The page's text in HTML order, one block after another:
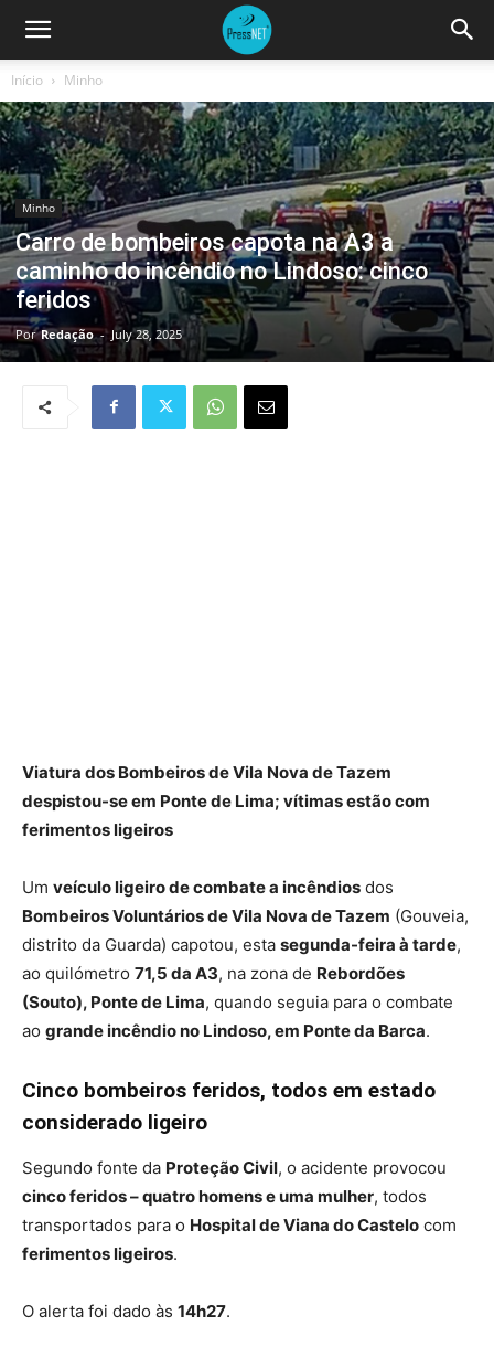
Início Minho
Minho
Carro de bombeiros capota na A3 a
caminho do incêndio no Lindoso: cinco
feridos
Por Redação - July 28, 2025
Viatura dos Bombeiros de Vila Nova de Tazem
despistou-se em Ponte de Lima; vítimas estão com
ferimentos ligeiros
Um veículo ligeiro de combate a incêndios dos
Bombeiros Voluntários de Vila Nova de Tazem (Gouveia,
distrito da Guarda) capotou, esta segunda-feira à tarde,
ao quilómetro 71,5 da A3, na zona de Rebordões
(Souto), Ponte de Lima, quando seguia para o combate
ao grande incêndio no Lindoso, em Ponte da Barca.
Cinco bombeiros feridos, todos em estado
considerado ligeiro
Segundo fonte da Proteção Civil, o acidente provocou
cinco feridos – quatro homens e uma mulher, todos
transportados para o Hospital de Viana do Castelo com
ferimentos ligeiros.
O alerta foi dado às 14h27.